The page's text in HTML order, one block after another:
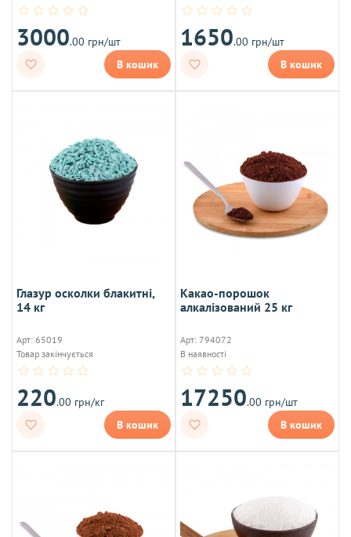
3000.00 грн/шт
В кошик
1650.00 грн/шт
В кошик
Глазур осколки блакитні,
14 кг
Арт: 65019
Товар закінчується
220.00 грн/кг
В кошик
Какао-порошок
алкалізований 25 кг
Арт: 794072
В наявності
17250.00 грн/шт
В кошик